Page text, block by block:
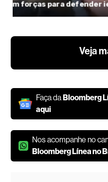
Veja
Faça daBloomberg
aqui
Nos acompanhe no
Bloomberg Línea no